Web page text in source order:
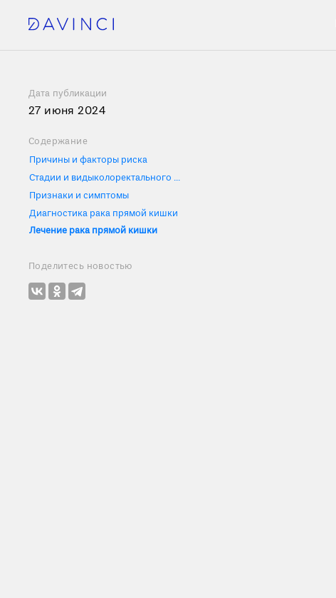
Дата публикации
27 июня 2024
Содержание
Причины и факторы риска
Стадии и видыколоректального рака
Признаки и симптомы
Диагностика рака прямой кишки
Лечение рака прямой кишки
Поделитесь новостью